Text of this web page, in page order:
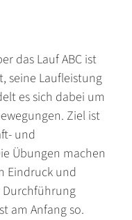
das Lauf ABC ist
seine Laufleistung
es sich dabei um
Ziel ist
und
Übungen machen
Eindruck und
am Anfang so.